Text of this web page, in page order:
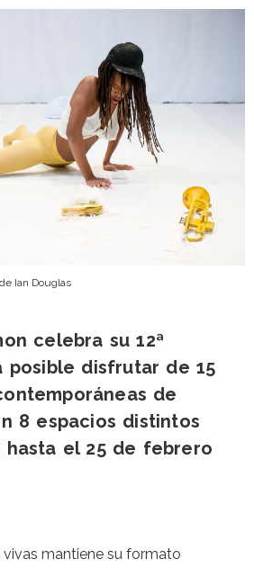
Ian Douglas
celebra su 12ª
posible disfrutar de 15
de
8 espacios distintos
el 25 de febrero
vivas mantiene su formato